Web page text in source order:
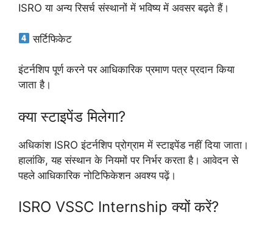
ISRO या अन्य रिसर्च संस्थानों में भविष्य में अवसर बढ़ते हैं।
सर्टिफिकेट
इंटर्नशिप पूर्ण करने पर आधिकारिक प्रमाण पत्र प्रदान किया
जाता है।
क्या स्टाइपेंड मिलेगा?
अधिकांश ISRO इंटर्नशिप प्रोग्राम में स्टाइपेंड नहीं दिया जाता।
हालांकि, यह संस्थान के नियमों पर निर्भर करता है। आवेदन से
पहले आधिकारिक नोटिफिकेशन अवश्य पढ़ें।
ISRO VSSC Internship क्यों करें?